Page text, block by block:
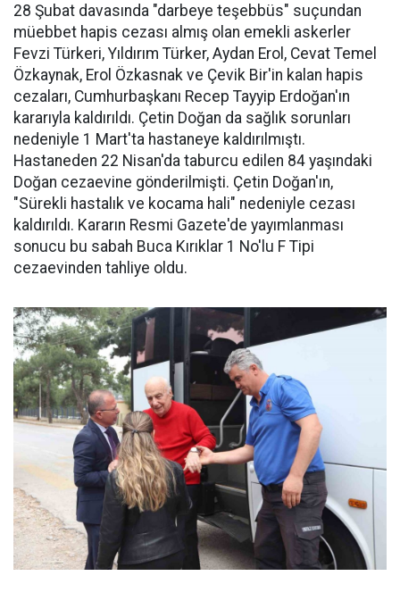
28 Şubat davasında "darbeye teşebbüs" suçundan
müebbet hapis cezası almış olan emekli askerler
Fevzi Türkeri, Yıldırım Türker, Aydan Erol, Cevat Temel
Özkaynak, Erol Özkasnak ve Çevik Bir'in kalan hapis
cezaları, Cumhurbaşkanı Recep Tayyip Erdoğan'ın
kararıyla kaldırıldı. Çetin Doğan da sağlık sorunları
nedeniyle 1 Mart'ta hastaneye kaldırılmıştı.
Hastaneden 22 Nisan'da taburcu edilen 84 yaşındaki
Doğan cezaevine gönderilmişti. Çetin Doğan'ın,
"Sürekli hastalık ve kocama hali" nedeniyle cezası
kaldırıldı. Kararın Resmi Gazete'de yayımlanması
sonucu bu sabah Buca Kırıklar 1 No'lu F Tipi
cezaevinden tahliye oldu.